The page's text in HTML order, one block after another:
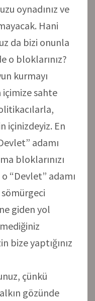
oynadınız ve
Hani
da bizi onunla
o bloklarınız?
kurmayı
içimize sahte
içinizdeyiz. En
adamı
bloklarınızı
o “Devlet” adamı
sömürgeci
giden yol
bize yaptığınız
çünkü
gözünde